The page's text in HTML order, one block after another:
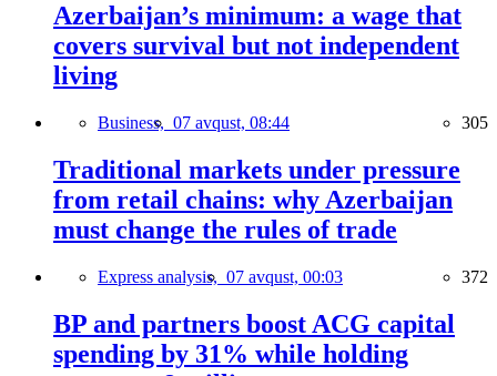
Azerbaijan’s minimum: a wage that
covers survival but not independent
living
Business, 07 avqust, 08:44 305
Traditional markets under pressure
from retail chains: why Azerbaijan
must change the rules of trade
Express analysis, 07 avqust, 00:03 372
BP and partners boost ACG capital
spending by 31% while holding